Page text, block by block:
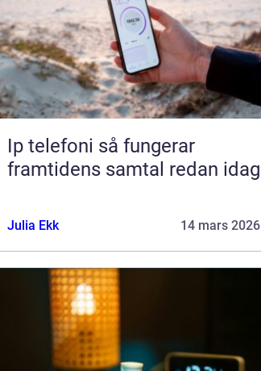
Ip telefoni så fungerar
framtidens samtal redan idag
Julia Ekk 14 mars 2026